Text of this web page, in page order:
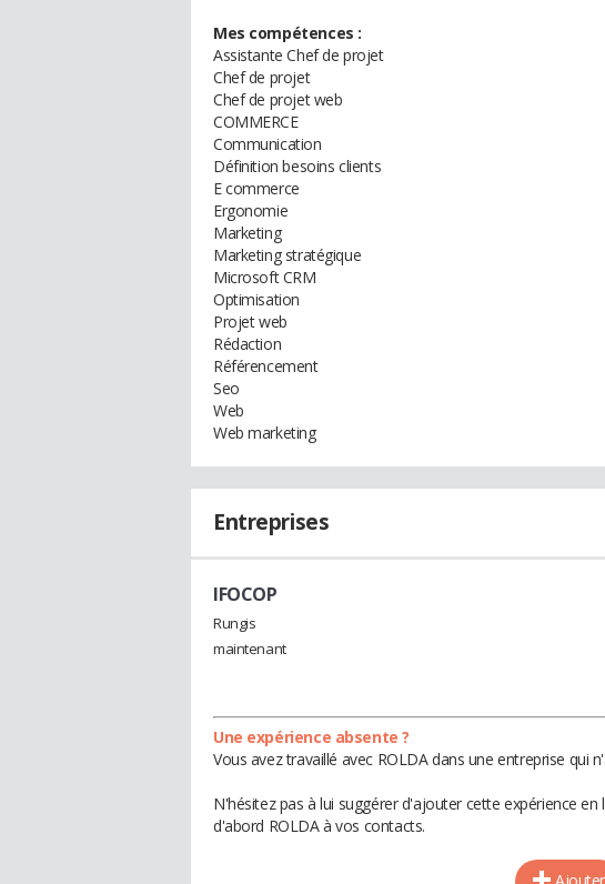
Mes compétences :
Assistante Chef de projet
Chef de projet
Chef de projet web
COMMERCE
Communication
Définition besoins clients
E commerce
Ergonomie
Marketing
Marketing stratégique
Microsoft CRM
Optimisation
Projet web
Rédaction
Référencement
Seo
Web
Web marketing
Entreprises
IFOCOP
Rungis
maintenant
Une expérience absente ?
Vous avez travaillé avec ROLDA dans une entreprise qui
N'hésitez pas à lui suggérer d'ajouter cette expérience
d'abord ROLDA à vos contacts.